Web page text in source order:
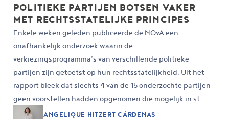
POLITIEKE PARTIJEN BOTSEN VAKER
MET RECHTSSTATELIJKE PRINCIPES
Enkele weken geleden publiceerde de NOvA een
onafhankelijk onderzoek waarin de
verkiezingsprogramma’s van verschillende politieke
partijen zijn getoetst op hun rechtsstatelijkheid. Uit het
rapport bleek dat slechts 4 van de 15 onderzochte partijen
geen voorstellen hadden opgenomen die mogelijk in st...
ANGELIQUE HITZERT CÁRDENAS